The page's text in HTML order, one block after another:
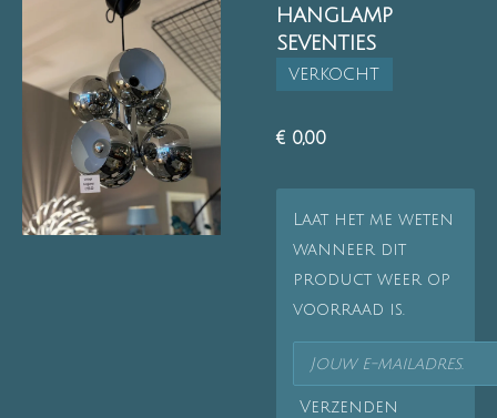
HANGLAMP
SEVENTIES
VERKOCHT
€ 0,00
Laat het me weten
wanneer dit
product weer op
voorraad is.
Verzenden